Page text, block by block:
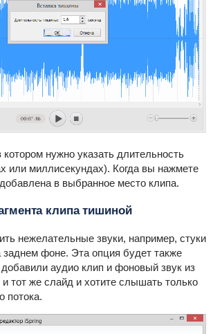
нужно указать длительность
или миллисекундах). Когда вы нажмете
в выбранное место клипа.
клипа тишиной
нежелательные звуки, например, стуки
заднем фоне. Эта опция будет также
аудио клип и фоновый звук из
тот же слайд и хотите слышать только
потока.